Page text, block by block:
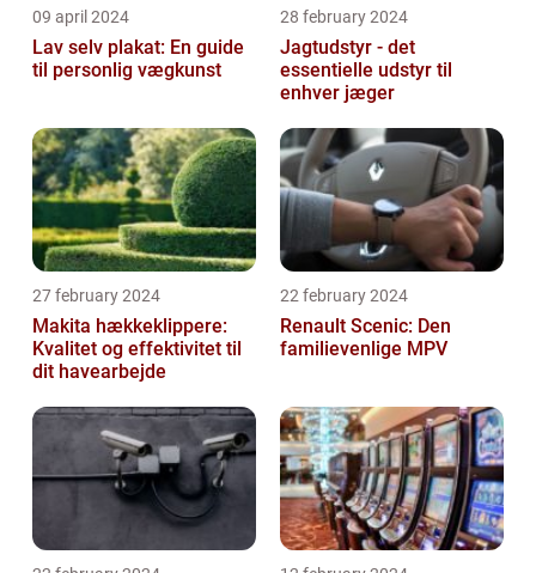
09 april 2024
Lav selv plakat: En guide
til personlig vægkunst
28 february 2024
Jagtudstyr - det
essentielle udstyr til
enhver jæger
27 february 2024
Makita hækkeklippere:
Kvalitet og effektivitet til
dit havearbejde
22 february 2024
Renault Scenic: Den
familievenlige MPV